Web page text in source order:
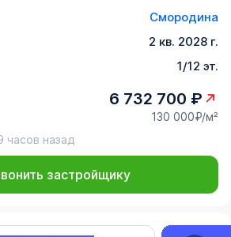
Смородина
2 кв. 2028 г.
1/12 эт.
6 732 700 ₽
130 000₽/м²
часов назад
застройщику